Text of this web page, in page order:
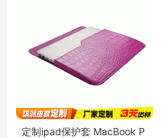
定制ipad保护套 MacBook P